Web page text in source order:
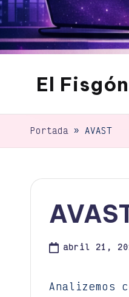
El
sitio
de
de
Portada » AVAST
abril 21,
Analizemos